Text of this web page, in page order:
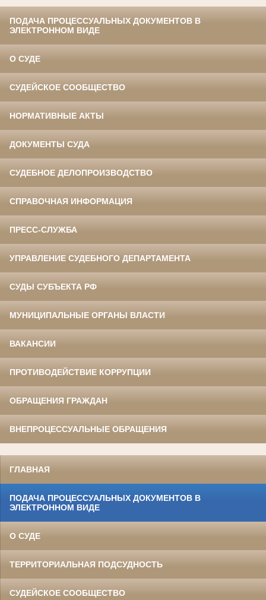
ПОДАЧА ПРОЦЕССУАЛЬНЫХ ДОКУМЕНТОВ В
ЭЛЕКТРОННОМ ВИДЕ
О СУДЕ
СУДЕЙСКОЕ СООБЩЕСТВО
НОРМАТИВНЫЕ АКТЫ
ДОКУМЕНТЫ СУДА
СУДЕБНОЕ ДЕЛОПРОИЗВОДСТВО
СПРАВОЧНАЯ ИНФОРМАЦИЯ
ПРЕСС-СЛУЖБА
УПРАВЛЕНИЕ СУДЕБНОГО ДЕПАРТАМЕНТА
СУДЫ СУБЪЕКТА РФ
МУНИЦИПАЛЬНЫЕ ОРГАНЫ ВЛАСТИ
ВАКАНСИИ
ПРОТИВОДЕЙСТВИЕ КОРРУПЦИИ
ОБРАЩЕНИЯ ГРАЖДАН
ВНЕПРОЦЕССУАЛЬНЫЕ ОБРАЩЕНИЯ
ГЛАВНАЯ
ПОДАЧА ПРОЦЕССУАЛЬНЫХ ДОКУМЕНТОВ В
ЭЛЕКТРОННОМ ВИДЕ
О СУДЕ
ТЕРРИТОРИАЛЬНАЯ ПОДСУДНОСТЬ
СУДЕЙСКОЕ СООБЩЕСТВО